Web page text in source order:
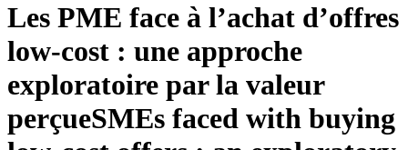
Les PME face à l’achat d’offres
low-cost : une approche
exploratoire par la valeur
perçueSMEs faced with buying